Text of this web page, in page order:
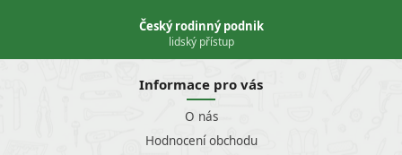
Český rodinný podnik
lidský přístup
Informace pro vás
O nás
Hodnocení obchodu